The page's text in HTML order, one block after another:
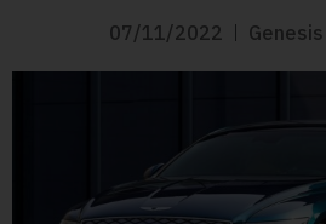
07/11/2022